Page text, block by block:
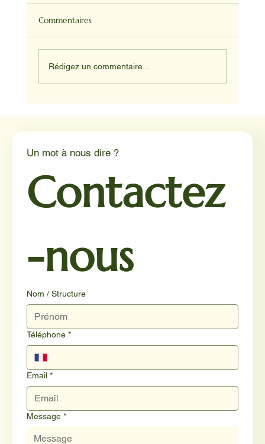
Commentaires
Rédigez un commentaire...
Un mot à nous dire ?
Contactez
-nous
Nom / Structure
Téléphone *
Email *
Message *